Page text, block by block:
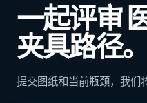
一起评审
夹具路径。
提交图纸和当前瓶颈，我们